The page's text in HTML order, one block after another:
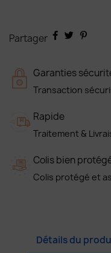
Partager
Garanties
Transaction
Rapide
Traitement &
Colis bien
Colis protégé et
Détails du